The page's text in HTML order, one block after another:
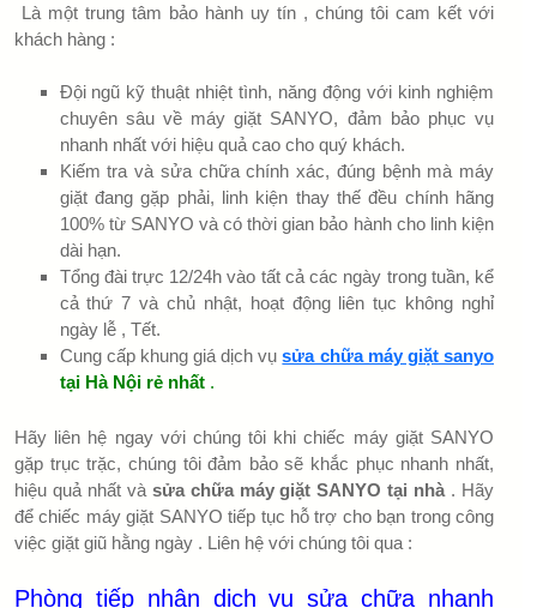
Là một trung tâm bảo hành uy tín , chúng tôi cam kết với
khách hàng :
Đội ngũ kỹ thuật nhiệt tình, năng động với kinh nghiệm
chuyên sâu về máy giặt SANYO, đảm bảo phục vụ
nhanh nhất với hiệu quả cao cho quý khách.
Kiếm tra và sửa chữa chính xác, đúng bệnh mà máy
giặt đang gặp phải, linh kiện thay thế đều chính hãng
100% từ SANYO và có thời gian bảo hành cho linh kiện
dài hạn.
Tổng đài trực 12/24h vào tất cả các ngày trong tuần, kể
cả thứ 7 và chủ nhật, hoạt động liên tục không nghỉ
ngày lễ , Tết.
Cung cấp khung giá dịch vụ sửa chữa máy giặt sanyo
tại Hà Nội rẻ nhất.
Hãy liên hệ ngay với chúng tôi khi chiếc máy giặt SANYO
gặp trục trặc, chúng tôi đảm bảo sẽ khắc phục nhanh nhất,
hiệu quả nhất và sửa chữa máy giặt SANYO tại nhà . Hãy
để chiếc máy giặt SANYO tiếp tục hỗ trợ cho bạn trong công
việc giặt giũ hằng ngày . Liên hệ với chúng tôi qua :
Phòng tiếp nhận dịch vụ sửa chữa nhanh